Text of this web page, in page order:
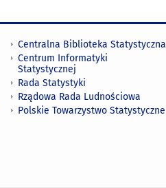
Centralna Biblioteka Statystyczna
Centrum Informatyki
Statystycznej
Rada Statystyki
Rządowa Rada Ludnościowa
Polskie Towarzystwo Statystyczne